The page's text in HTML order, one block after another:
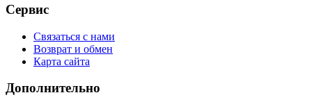
Сервис
Связаться с нами
Возврат и обмен
Карта сайта
Дополнительно